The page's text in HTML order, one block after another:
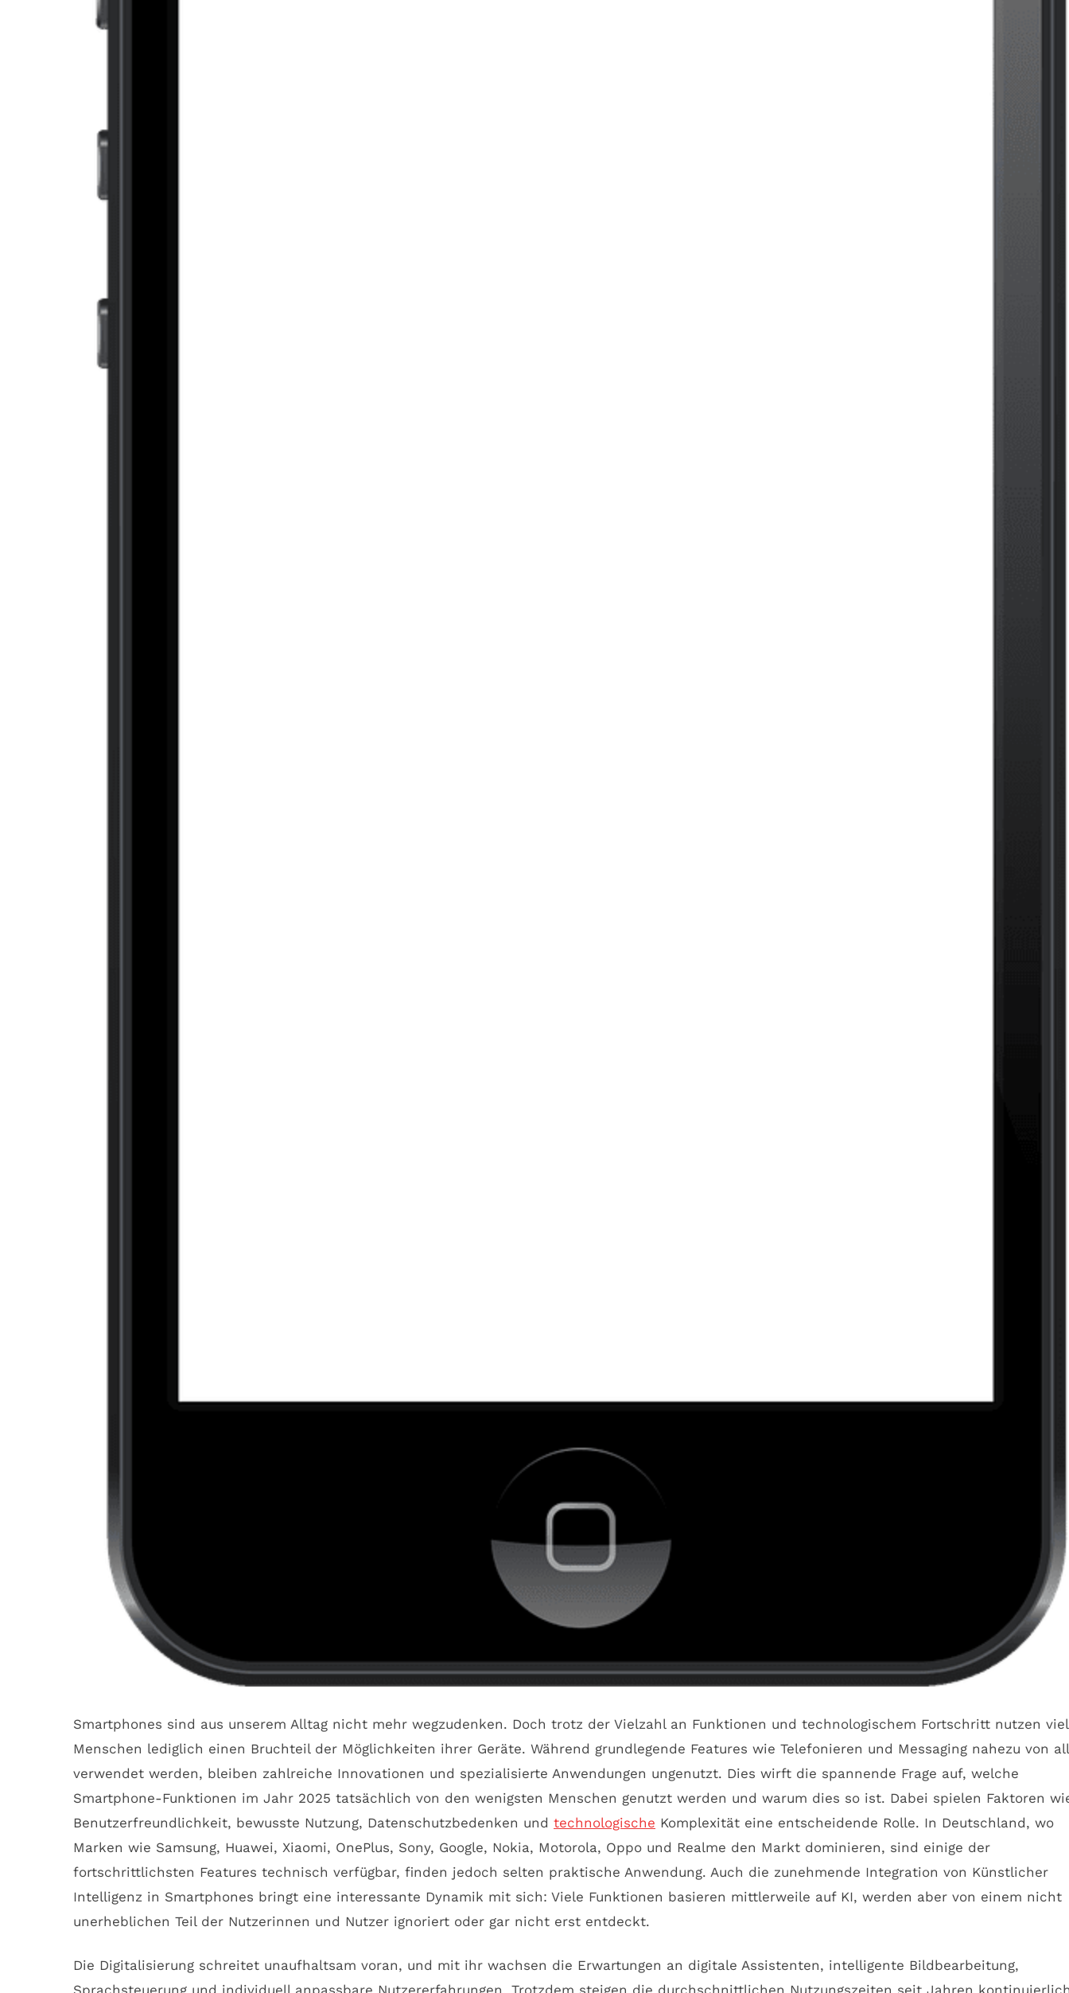
Smartphones sind aus unserem Alltag nicht mehr wegzudenken. Doch trotz der Vielzahl an Funktionen und technologischem Fortschritt nutzen
Menschen lediglich einen Bruchteil der Möglichkeiten ihrer Geräte. Während grundlegende Features wie Telefonieren und Messaging nahezu von
verwendet werden, bleiben zahlreiche Innovationen und spezialisierte Anwendungen ungenutzt. Dies wirft die spannende Frage auf, welche
Smartphone-Funktionen im Jahr 2025 tatsächlich von den wenigsten Menschen genutzt werden und warum dies so ist. Dabei spielen Faktoren
Benutzerfreundlichkeit, bewusste Nutzung, Datenschutzbedenken und technologische Komplexität eine entscheidende Rolle. In Deutschland, wo
Marken wie Samsung, Huawei, Xiaomi, OnePlus, Sony, Google, Nokia, Motorola, Oppo und Realme den Markt dominieren, sind einige der
fortschrittlichsten Features technisch verfügbar, finden jedoch selten praktische Anwendung. Auch die zunehmende Integration von Künstlicher
Intelligenz in Smartphones bringt eine interessante Dynamik mit sich: Viele Funktionen basieren mittlerweile auf KI, werden aber von einem nicht
unerheblichen Teil der Nutzerinnen und Nutzer ignoriert oder gar nicht erst entdeckt.
Die Digitalisierung schreitet unaufhaltsam voran, und mit ihr wachsen die Erwartungen an digitale Assistenten, intelligente Bildbearbeitung,
Sprachsteuerung und individuell anpassbare Nutzererfahrungen. Trotzdem steigen die durchschnittlichen Nutzungszeiten seit Jahren